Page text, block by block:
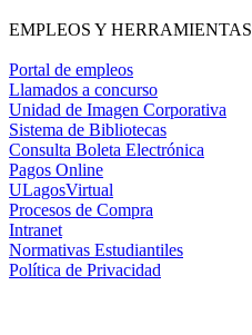
EMPLEOS Y HERRAMIENTAS
Portal de empleos
Llamados a concurso
Unidad de Imagen Corporativa
Sistema de Bibliotecas
Consulta Boleta Electrónica
Pagos Online
ULagosVirtual
Procesos de Compra
Intranet
Normativas Estudiantiles
Política de Privacidad